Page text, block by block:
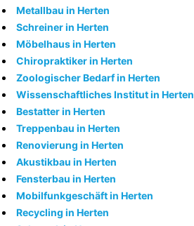
Metallbau in Herten
Schreiner in Herten
Möbelhaus in Herten
Chiropraktiker in Herten
Zoologischer Bedarf in Herten
Wissenschaftliches Institut in Herten
Bestatter in Herten
Treppenbau in Herten
Renovierung in Herten
Akustikbau in Herten
Fensterbau in Herten
Mobilfunkgeschäft in Herten
Recycling in Herten